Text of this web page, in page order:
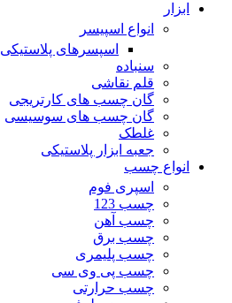
ابزار
انواع اسپیسر
اسپسرهای پلاستیکی
سنباده
قلم نقاشی
گان چسب های کارتریجی
گان چسب های سوسیسی
غلطک
جعبه ابزار پلاستیکی
انواع چسب
اسپری فوم
چسب 123
چسب آهن
چسب برق
چسب پلیمری
چسب پی وی سی
چسب حرارتی